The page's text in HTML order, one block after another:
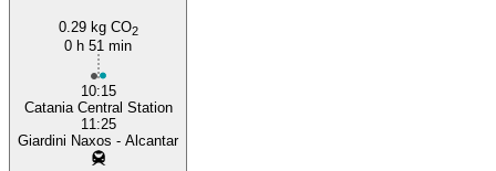
0.29 kg CO2
0 h 51 min
10:15
Catania Central Station
11:25
Giardini Naxos - Alcantar